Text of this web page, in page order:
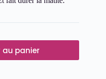
au panier